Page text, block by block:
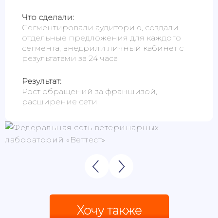
Что сделали:
Сегментировали аудиторию, создали
отдельные предложения для каждого
сегмента, внедрили личный кабинет с
результатами за 24 часа
Результат:
Рост обращений за франшизой,
расширение сети
Хочу также